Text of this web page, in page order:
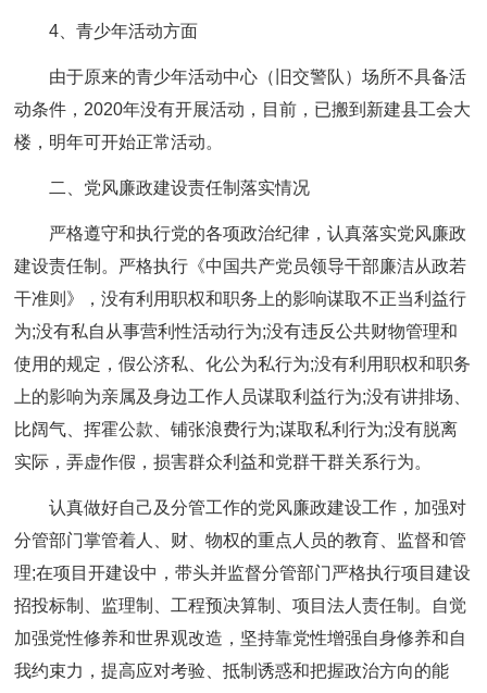
4、青少年活动方面
由于原来的青少年活动中心（旧交警队）场所不具备活
动条件，2020年没有开展活动，目前，已搬到新建县工会大
楼，明年可开始正常活动。
二、党风廉政建设责任制落实情况
严格遵守和执行党的各项政治纪律，认真落实党风廉政
建设责任制。严格执行《中国共产党员领导干部廉洁从政若
干准则》，没有利用职权和职务上的影响谋取不正当利益行
为;没有私自从事营利性活动行为;没有违反公共财物管理和
使用的规定，假公济私、化公为私行为;没有利用职权和职务
上的影响为亲属及身边工作人员谋取利益行为;没有讲排场、
比阔气、挥霍公款、铺张浪费行为;谋取私利行为;没有脱离
实际，弄虚作假，损害群众利益和党群干群关系行为。
认真做好自己及分管工作的党风廉政建设工作，加强对
分管部门掌管着人、财、物权的重点人员的教育、监督和管
理;在项目开建设中，带头并监督分管部门严格执行项目建设
招投标制、监理制、工程预决算制、项目法人责任制。自觉
加强党性修养和世界观改造，坚持靠党性增强自身修养和自
我约束力，提高应对考验、抵制诱惑和把握政治方向的能